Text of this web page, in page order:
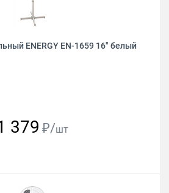
ENERGY EN-1659 16" белый
379 ₽/шт